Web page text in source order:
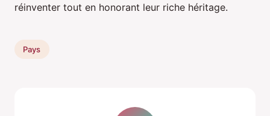
réinventer tout en honorant leur riche héritage.
Pays